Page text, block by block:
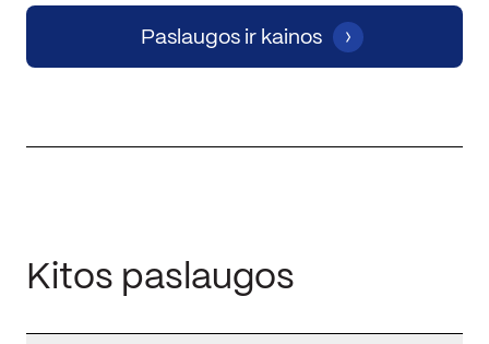
Paslaugos ir kainos
Kitos paslaugos